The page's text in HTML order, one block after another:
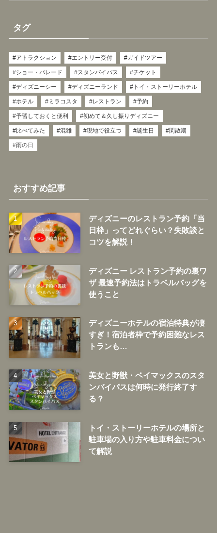
タグ
アトラクション エントリー受付 ガイドツアー
ショー・パレード スタンバイパス チケット
ディズニーシー ディズニーランド トイ・ストーリーホテル
ホテル ミラコスタ レストラン 予約
予習しておくと便利 初めて＆久し振りディズニー
比べてみた 混雑 現地で役立つ 誕生日 閑散期
雨の日
おすすめ記事
ディズニーのレストラン予約「当
日枠」ってどれぐらい？失敗談と
コツを解説！
ディズニー レストラン予約の裏ワ
ザ 最速予約法はトラベルバッグを
使うこと
ディズニーホテルの宿泊特典が凄
すぎ！宿泊者枠で予約困難なレス
トランも…
美女と野獣・ベイマックスのスタ
ンバイパスは何時に発行終了す
る？
トイ・ストーリーホテルの場所と
駐車場の入り方や駐車料金につい
て解説